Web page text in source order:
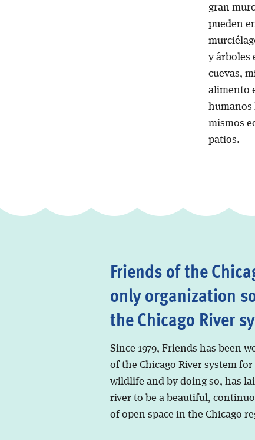
gran
pueden
y árboles
cuevas,
alimento
humanos
mismos
patios.
Friends of the
only organization
the Chicago River
Since 1979, Friends has been
of the Chicago River system
wildlife and by doing so, has
river to be a beautiful,
of open space in the Chicago